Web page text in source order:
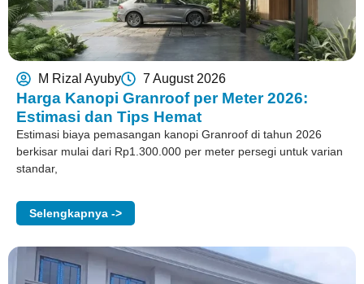
M Rizal Ayuby 7 August 2026
Harga Kanopi Granroof per Meter 2026:
Estimasi dan Tips Hemat
Estimasi biaya pemasangan kanopi Granroof di tahun 2026
berkisar mulai dari Rp1.300.000 per meter persegi untuk varian
standar,
Selengkapnya ->